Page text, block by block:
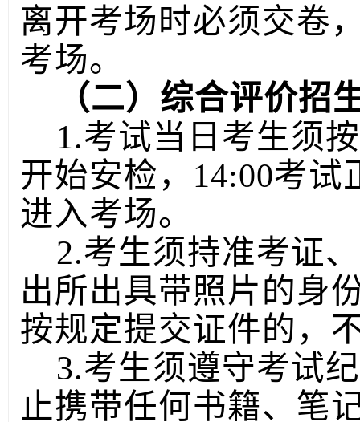
离开考场时必须交卷
考场。
（二）综合评价招
1.考试当日考生须
开始安检，14:00考试
进入考场。
2.考生须持准考证
出所出具带照片的身
按规定提交证件的，
3.考生须遵守考试
止携带任何书籍、笔